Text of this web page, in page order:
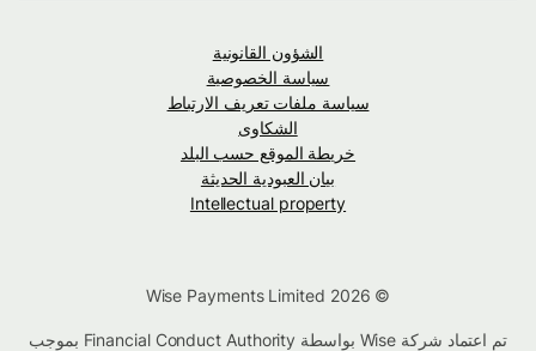
الشؤون القانونية
سياسة الخصوصية
سياسة ملفات تعريف الارتباط
الشكاوى
خريطة الموقع حسب البلد
بيان العبودية الحديثة
Intellectual property
تم اعتماد شركة Wise بواسطة Financial Conduct Authority بموجب